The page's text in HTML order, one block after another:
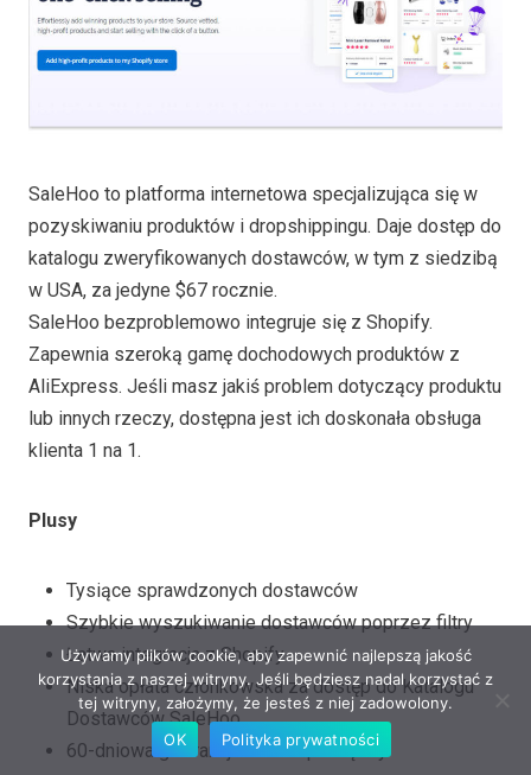
SaleHoo to platforma internetowa specjalizująca się w
pozyskiwaniu produktów i dropshippingu. Daje dostęp do
katalogu zweryfikowanych dostawców, w tym z siedzibą
w USA, za jedyne $67 rocznie.
SaleHoo bezproblemowo integruje się z Shopify.
Zapewnia szeroką gamę dochodowych produktów z
AliExpress. Jeśli masz jakiś problem dotyczący produktu
lub innych rzeczy, dostępna jest ich doskonała obsługa
klienta 1 na 1.
Plusy
Tysiące sprawdzonych dostawców
Szybkie wyszukiwanie dostawców poprzez filtry
Łatwa integracja z Shopify
Niska opłata członkowska za dostęp do Katalogu
Dostawców SaleHoo
60-dniowa gwarancja zwrotu pieniędzy
Używamy plików cookie, aby zapewnić najlepszą jakość
korzystania z naszej witryny. Jeśli będziesz nadal korzystać z
tej witryny, założymy, że jesteś z niej zadowolony.
OK
Polityka prywatności